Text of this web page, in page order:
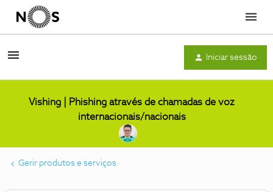
Menu
Iniciar sessão
Vishing | Phishing através de chamadas de voz
internacionais/nacionais
Gerir produtos e serviços